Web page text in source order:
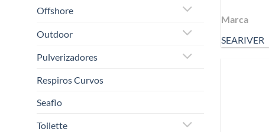
Offshore
Outdoor
Pulverizadores
Respiros Curvos
Seaflo
Toilette
Marca
SEARIVER